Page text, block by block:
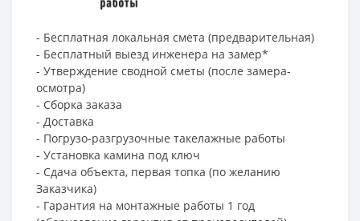
- Бесплатная локальная смета (предварительная)
- Бесплатный выезд инженера на замер*
- Утверждение сводной сметы (после замера-
осмотра)
- Сборка заказа
- Доставка
- Погрузо-разгрузочные такелажные работы
- Установка камина под ключ
- Сдача объекта, первая топка (по желанию
Заказчика)
- Гарантия на монтажные работы 1 год